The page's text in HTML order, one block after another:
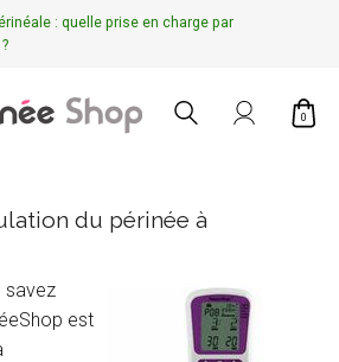
: quelle prise en charge par
0
du périnée à
savez
est